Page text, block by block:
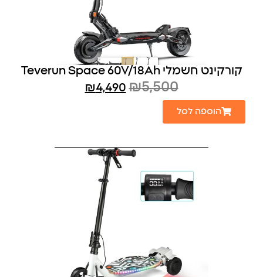
קורקינט חשמלי Teverun Space 60V/18Ah
₪5,500
₪4,490
הוספה לסל